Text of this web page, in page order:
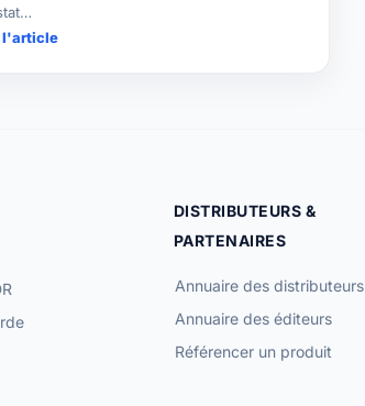
l'article
DISTRIBUTEURS &
PARTENAIRES
Annuaire des distributeurs
Annuaire des éditeurs
Référencer un produit